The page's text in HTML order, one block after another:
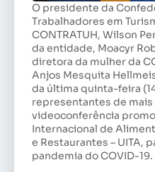
O presidente da
Trabalhadores em
CONTRATUH, Wilson
da entidade, Moacyr
diretora da mulher da
Anjos Mesquita
da última quinta-feira
representantes de mais
videoconferência
Internacional de
e Restaurantes – UITA,
pandemia do COVID-19.